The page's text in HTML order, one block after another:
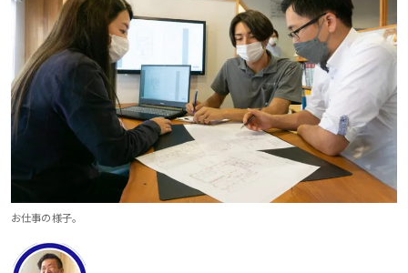
お仕事の様子。